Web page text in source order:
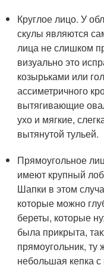
Круглое лицо. У
скулы являются
лица не слишком
визуально это
козырьками или
ассиметричного
вытягивающие
ухо и мягкие,
вытянутой тульей.
Прямоугольное
имеют крупный
Шапки в этом
которые можно
береты, которые
была прикрыта,
прямоугольник,
небольшая кепка